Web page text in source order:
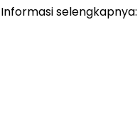
Informasi selengkapnya: